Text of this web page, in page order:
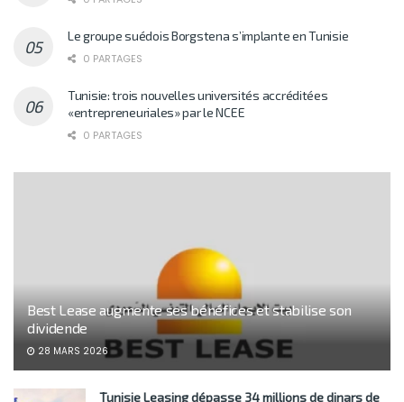
Le groupe suédois Borgstena s’implante en Tunisie
0 PARTAGES
Tunisie: trois nouvelles universités accréditées
«entrepreneuriales» par le NCEE
0 PARTAGES
Best Lease augmente ses bénéfices et stabilise son
dividende
28 MARS 2026
Tunisie Leasing dépasse 34 millions de dinars de